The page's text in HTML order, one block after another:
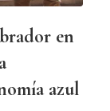
en
azul